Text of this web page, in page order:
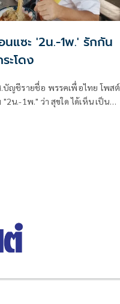
แซะ '2น.-1พ.' รักกัน
ะโดง
.บัญชีรายชื่อ พรรคเพื่อไทย โพสต์
น.-1พ." ว่า สุขใด ได้เห็น เป็น